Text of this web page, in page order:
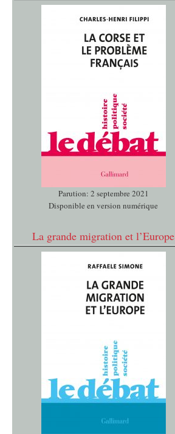
Parution: 2 septembre 2021
Disponible en version numérique
La grande migration et l’Europe